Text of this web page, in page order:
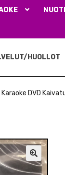
HUOLLOT
Karaoke DVD
🔍